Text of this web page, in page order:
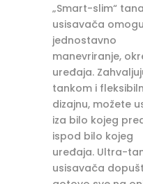
„Smart-slim“
usisavača
jednostavno
manevriranje,
uređaja.
tankom i
dizajnu, možete
iza bilo kojeg
ispod bilo kojeg
uređaja. Ultra-
usisavača